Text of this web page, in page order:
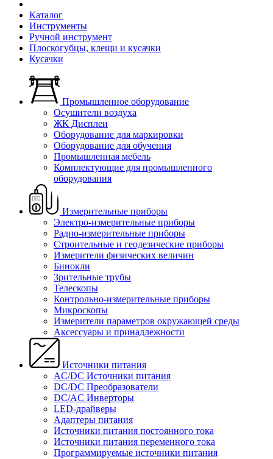
Каталог
Инструменты
Ручной инструмент
Плоскогубцы, клещи и кусачки
Кусачки
Промышленное оборудование
Осушители воздуха
ЖК Дисплеи
Оборудование для маркировки
Оборудование для обучения
Промышленная мебель
Комплектующие для промышленного
оборудования
Измерительные приборы
Электро-измерительные приборы
Радио-измерительные приборы
Строительные и геодезические приборы
Измерители физических величин
Бинокли
Зрительные трубы
Телескопы
Контрольно-измерительные приборы
Микроскопы
Измерители параметров окружающей среды
Аксессуары и принадлежности
Источники питания
AC/DC Источники питания
DC/DC Преобразователи
DC/AC Инверторы
LED-драйверы
Адаптеры питания
Источники питания постоянного тока
Источники питания переменного тока
Программируемые источники питания